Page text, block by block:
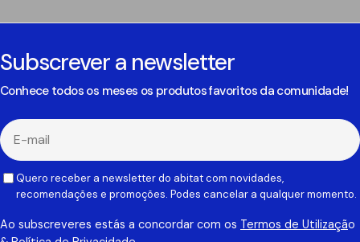
Subscrever a newsletter
Conhece todos os meses os produtos favoritos da comunidade!
E-
mail
Quero receber a newsletter do abitat com novidades,
recomendações e promoções. Podes cancelar a qualquer momento.
Ao subscreveres estás a concordar com os Termos de Utilização